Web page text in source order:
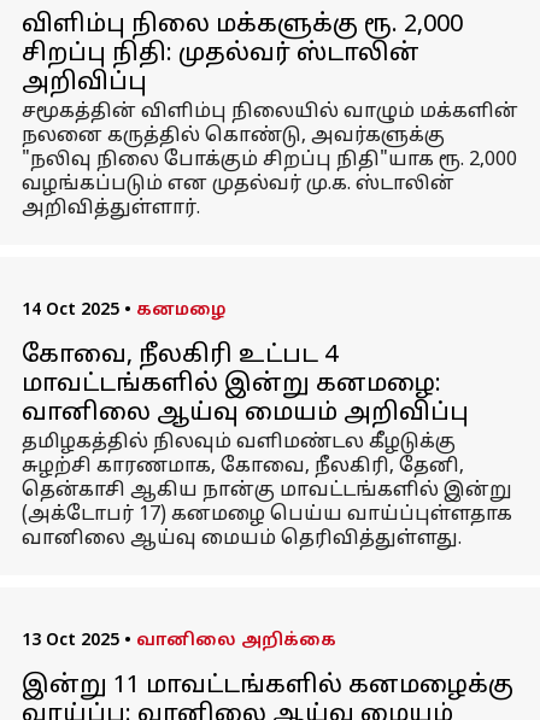
விளிம்பு நிலை மக்களுக்கு ரூ. 2,000
சிறப்பு நிதி: முதல்வர் ஸ்டாலின்
அறிவிப்பு
சமூகத்தின் விளிம்பு நிலையில் வாழும் மக்களின்
நலனை கருத்தில் கொண்டு, அவர்களுக்கு
"நலிவு நிலை போக்கும் சிறப்பு நிதி"யாக ரூ. 2,000
வழங்கப்படும் என முதல்வர் மு.க. ஸ்டாலின்
அறிவித்துள்ளார்.
14 Oct 2025 • கனமழை
கோவை, நீலகிரி உட்பட 4
மாவட்டங்களில் இன்று கனமழை:
வானிலை ஆய்வு மையம் அறிவிப்பு
தமிழகத்தில் நிலவும் வளிமண்டல கீழடுக்கு
சுழற்சி காரணமாக, கோவை, நீலகிரி, தேனி,
தென்காசி ஆகிய நான்கு மாவட்டங்களில் இன்று
(அக்டோபர் 17) கனமழை பெய்ய வாய்ப்புள்ளதாக
வானிலை ஆய்வு மையம் தெரிவித்துள்ளது.
13 Oct 2025 • வானிலை அறிக்கை
இன்று 11 மாவட்டங்களில் கனமழைக்கு